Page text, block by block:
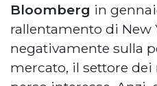
Bloomberg in
rallentamento di New
negativamente sulla
mercato, il settore